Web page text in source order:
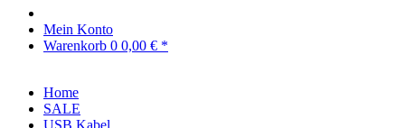
Mein Konto
Warenkorb 0 0,00 € *
Home
SALE
USB Kabel